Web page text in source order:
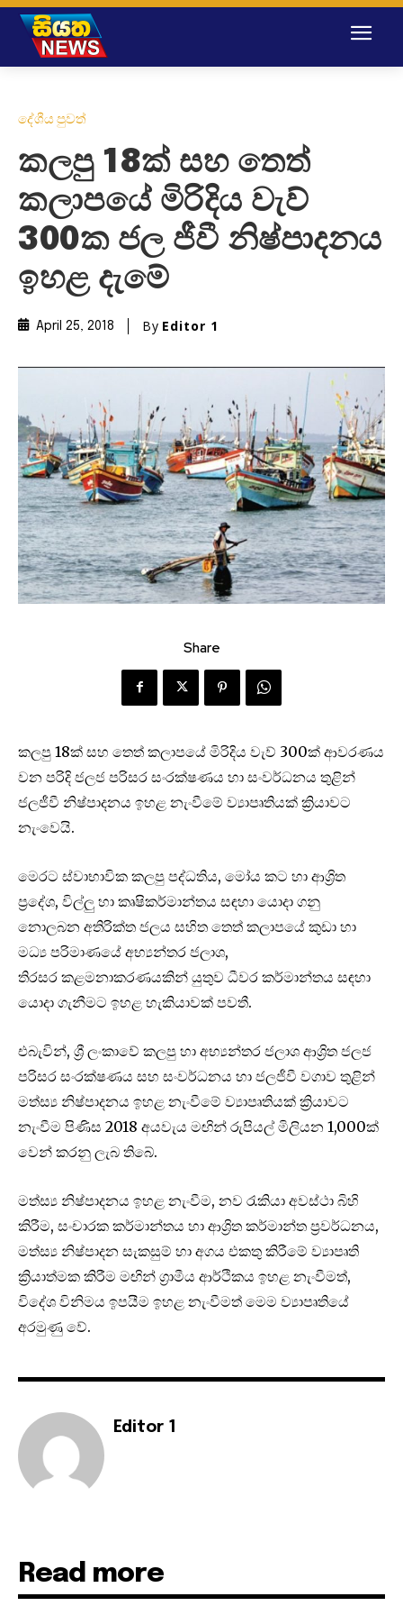
දේශීය පුවත්
කලපු 18ක් සහ තෙත්
කලාපයේ මිරිදිය වැව්
300ක ජල ජීවී නිෂ්පාදනය
ඉහළ දැමේ
April 25, 2018 By Editor 1
Share
කලපු 18ක් සහ තෙත් කලාපයේ මිරිදිය වැව් 300ක් ආවරණය
වන පරිදි ජලජ පරිසර සංරක්ෂණය හා සංවර්ධනය තුළින්
ජලජීවී නිෂ්පාදනය ඉහළ නැංවීමේ ව්‍යාපෘතියක් ක්‍රියාවට
නැංවෙයි.
මෙරට ස්වාභාවික කලපු පද්ධතිය, මෝය කට හා ආශ්‍රිත
ප්‍රදේශ, විල්ලු හා කෘෂිකර්මාන්තය සඳහා යොදා ගනු
නොලබන අතිරික්ත ජලය සහිත තෙත් කලාපයේ කුඩා හා
මධ්‍ය පරිමාණයේ අභ්‍යන්තර ජලාශ,
තිරසර කළමනාකරණයකින් යුතුව ධීවර කර්මාන්තය සඳහා
යොදා ගැනීමට ඉහළ හැකියාවක් පවතී.
එබැවින්, ශ්‍රී ලංකාවේ කලපු හා අභ්‍යන්තර ජලාශ ආශ්‍රිත ජලජ
පරිසර සංරක්ෂණය සහ සංවර්ධනය හා ජලජීවී වගාව තුළින්
මත්ස්‍ය නිෂ්පාදනය ඉහළ නැංවීමේ ව්‍යාපෘතියක් ක්‍රියාවට
නැංවීම පිණිස 2018 අයවැය මඟින් රුපියල් මිලියන 1,000ක්
වෙන් කරනු ලැබ තිබේ.
මත්ස්‍ය නිෂ්පාදනය ඉහළ නැංවීම, නව රැකියා අවස්ථා බිහි
කිරීම, සංචාරක කර්මාන්තය හා ආශ්‍රිත කර්මාන්ත ප්‍රවර්ධනය,
මත්ස්‍ය නිෂ්පාදන සැකසුම් හා අගය එකතු කිරීමේ ව්‍යාපෘති
ක්‍රියාත්මක කිරීම මඟින් ග්‍රාමීය ආර්ථිකය ඉහළ නැංවීමත්,
විදේශ විනිමය ඉපයීම ඉහළ නැංවීමත් මෙම ව්‍යාපෘතියේ
අරමුණු වේ.
Editor 1
Read more